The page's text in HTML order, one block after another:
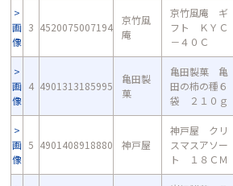
画
像
3 4520075007194
京竹風
庵
京竹風庵 ギ
フト ＫＹＣ
－４０Ｃ
画
像
4 4901313185995
亀田製
菓
亀田製菓 亀
田の柿の種６
袋 ２１０ｇ
画
像
5 4901408918880 神戸屋
神戸屋 クリ
スマスアソー
ト １８ＣＭ